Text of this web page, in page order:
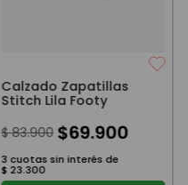
Calzado Zapatillas
Stitch Lila Footy
$ 83.900 $69.900
3 cuotas sin interés de
$ 23.300